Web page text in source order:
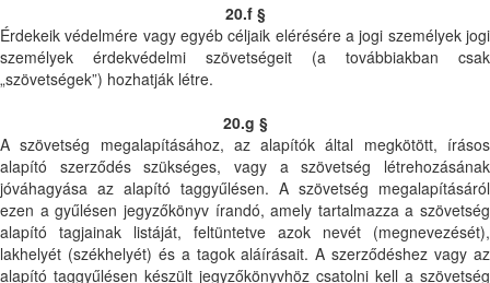
20.f §
Érdekeik védelmére vagy egyéb céljaik elérésére a jogi személyek jogi
személyek érdekvédelmi szövetségeit (a továbbiakban csak
„szövetségek”) hozhatják létre.
20.g §
A szövetség megalapításához, az alapítók által megkötött, írásos
alapító szerződés szükséges, vagy a szövetség létrehozásának
jóváhagyása az alapító taggyűlésen. A szövetség megalapításáról
ezen a gyűlésen jegyzőkönyv írandó, amely tartalmazza a szövetség
alapító tagjainak listáját, feltüntetve azok nevét (megnevezését),
lakhelyét (székhelyét) és a tagok aláírásait. A szerződéshez vagy az
alapító taggyűlésen készült jegyzőkönyvhöz csatolni kell a szövetség